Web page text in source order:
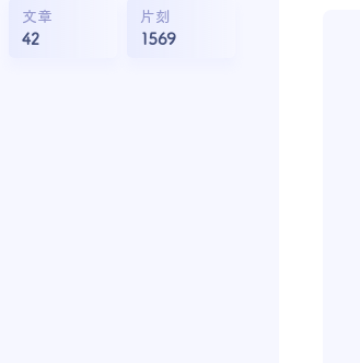
文章
42
片刻
1569